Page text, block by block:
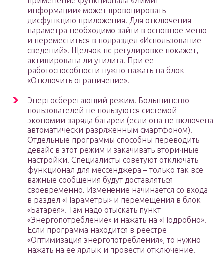
информации» может провоцировать
дисфункцию приложения. Для отключения
параметра необходимо зайти в основное меню
и переместиться в подраздел «Использование
сведений». Щелчок по регулировке покажет,
активирована ли утилита. При ее
работоспособности нужно нажать на блок
«Отключить ограничение».
Энергосберегающий режим. Большинство
пользователей не пользуются системой
экономии заряда батареи (если она не включена
автоматически разряженным смартфоном).
Отдельные программы способны переводить
девайс в этот режим и закачивать вторичные
настройки. Специалисты советуют отключать
функционал для мессенджера – только так все
важные сообщения будут доставляться
своевременно. Изменение начинается со входа
в раздел «Параметры» и перемещения в блок
«Батарея». Там надо отыскать пункт
«Энергопотребление» и нажать на «Подробно».
Если программа находится в реестре
«Оптимизация энергопотребления», то нужно
нажать на ее ярлык и провести отключение.